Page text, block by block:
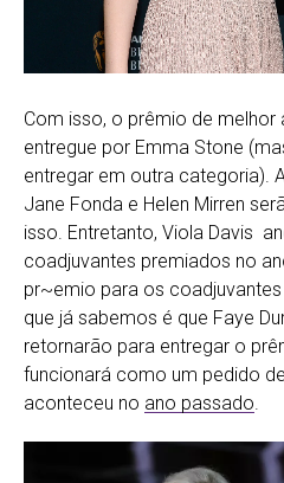
Com isso, o prêmio de
entregue por Emma Stone
entregar em outra categoria).
Jane Fonda e Helen Mirren
isso. Entretanto, Viola Davis
coadjuvantes premiados no
pr~emio para os
que já sabemos é que Faye
retornarão para entregar o
funcionará como um pedido
aconteceu no ano passado.